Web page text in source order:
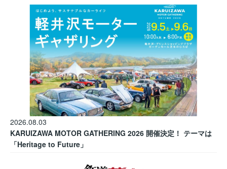
2026.08.03
KARUIZAWA MOTOR GATHERING 2026 開催決定！ テーマは
「Heritage to Future」